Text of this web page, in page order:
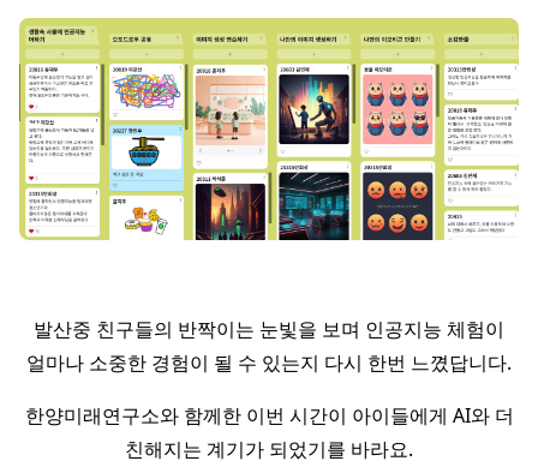
발산중 친구들의 반짝이는 눈빛을 보며 인공지능 체험이
얼마나 소중한 경험이 될 수 있는지 다시 한번 느꼈답니다.
한양미래연구소와 함께한 이번 시간이 아이들에게 AI와 더
친해지는 계기가 되었기를 바라요.